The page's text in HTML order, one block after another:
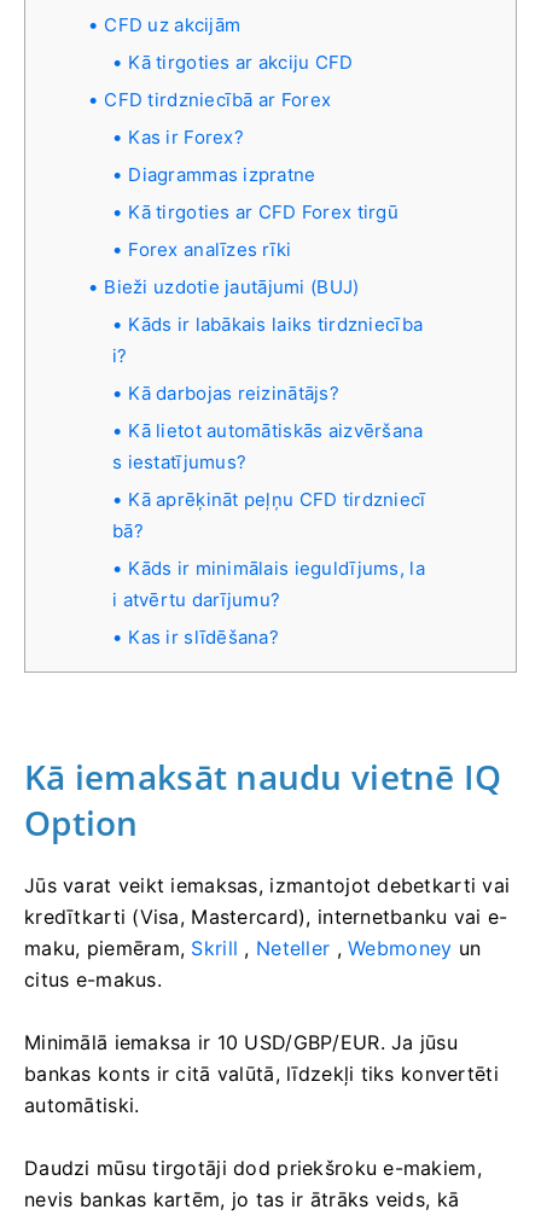
CFD uz akcijām
Kā tirgoties ar akciju CFD
CFD tirdzniecībā ar Forex
Kas ir Forex?
Diagrammas izpratne
Kā tirgoties ar CFD Forex tirgū
Forex analīzes rīki
Bieži uzdotie jautājumi (BUJ)
Kāds ir labākais laiks tirdzniecība
i?
Kā darbojas reizinātājs?
Kā lietot automātiskās aizvēršana
s iestatījumus?
Kā aprēķināt peļņu CFD tirdzniecī
bā?
Kāds ir minimālais ieguldījums, la
i atvērtu darījumu?
Kas ir slīdēšana?
Kā iemaksāt naudu vietnē IQ
Option
Jūs varat veikt iemaksas, izmantojot debetkarti vai
kredītkarti (Visa, Mastercard), internetbanku vai e-
maku, piemēram, Skrill , Neteller ,Webmoney un
citus e-makus.
Minimālā iemaksa ir 10 USD/GBP/EUR. Ja jūsu
bankas konts ir citā valūtā, līdzekļi tiks konvertēti
automātiski.
Daudzi mūsu tirgotāji dod priekšroku e-makiem,
nevis bankas kartēm, jo ​​tas ir ātrāks veids, kā